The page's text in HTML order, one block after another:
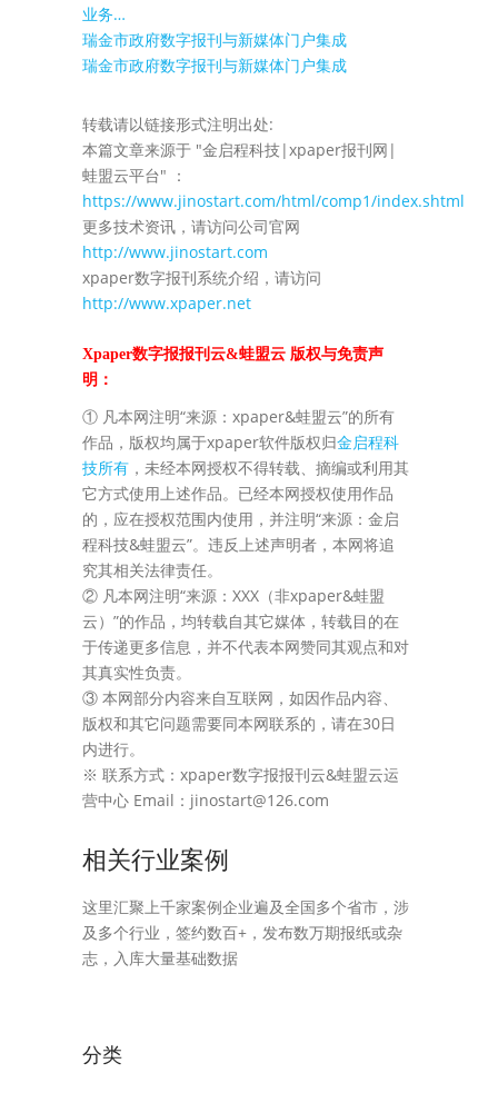
业务…
瑞金市政府数字报刊与新媒体门户集成
瑞金市政府数字报刊与新媒体门户集成
转载请以链接形式注明出处:
本篇文章来源于 "金启程科技|xpaper报刊网|
蛙盟云平台" ：
https://www.jinostart.com/html/comp1/index.shtml
更多技术资讯，请访问公司官网
http://www.jinostart.com
xpaper数字报刊系统介绍，请访问
http://www.xpaper.net
Xpaper数字报报刊云&蛙盟云 版权与免责声
明：
① 凡本网注明“来源：xpaper&蛙盟云”的所有
作品，版权均属于xpaper软件版权归金启程科
技所有 ，未经本网授权不得转载、摘编或利用其
它方式使用上述作品。已经本网授权使用作品
的，应在授权范围内使用，并注明“来源：金启
程科技&蛙盟云”。违反上述声明者，本网将追
究其相关法律责任。
② 凡本网注明“来源：XXX（非xpaper&蛙盟
云）”的作品，均转载自其它媒体，转载目的在
于传递更多信息，并不代表本网赞同其观点和对
其真实性负责。
③ 本网部分内容来自互联网，如因作品内容、
版权和其它问题需要同本网联系的，请在30日
内进行。
※ 联系方式：xpaper数字报报刊云&蛙盟云运
营中心 Email：jinostart@126.com
相关行业案例
这里汇聚上千家案例企业遍及全国多个省市，涉
及多个行业，签约数百+，发布数万期报纸或杂
志，入库大量基础数据
分类